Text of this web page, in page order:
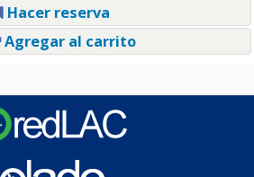
Hacer reserva
Agregar al carrito